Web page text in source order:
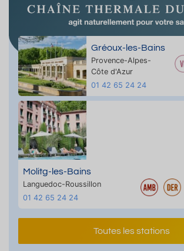
Gréoux-les-Bains
Provence-Alpes-
Côte d'Azur
01 42 65 24 24
Molitg-les-Bains
Languedoc-Roussillon
01 42 65 24 24
Toutes les stations